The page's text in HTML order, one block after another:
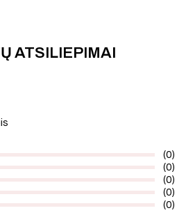
ATSILIEPIMAI
(0)
(0)
(0)
(0)
(0)